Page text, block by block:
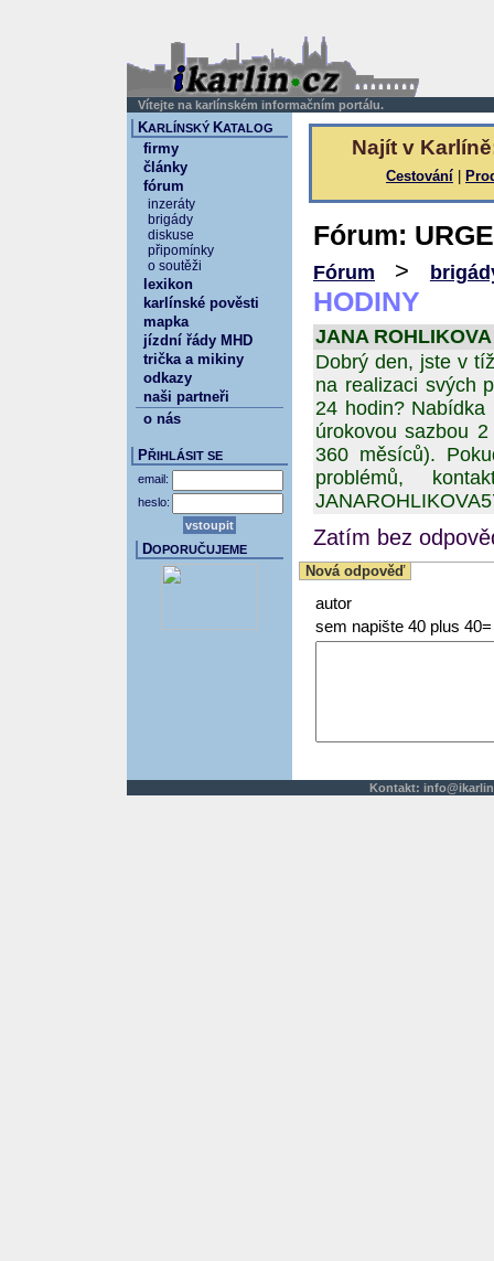
Vítejte na karlínském informačním portálu.
Najít v
Cestování
Fórum:
Fórum >
HODINY
JANA
Dobrý den, jste v
na realizaci svých
24 hodin?
úrokovou sazbou
360 měsíců).
problémů,
Zatím bez
Nová odpověď
autor
sem napište 40 plus 40=
KARLÍNSKÝ KATALOG
firmy
články
fórum
inzeráty
brigády
diskuse
připomínky
o soutěži
lexikon
karlínské pověsti
mapka
jízdní řády MHD
trička a mikiny
odkazy
naši partneři
o nás
PŘIHLÁSIT SE
email:
heslo:
DOPORUČUJEME
Kontakt: